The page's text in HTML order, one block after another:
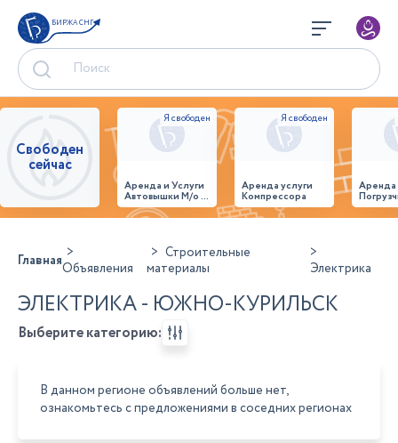
БИРЖА СНГ
Свободен
сейчас
Аренда и Услуги
Автовышки М/о г.
Домодедово
26,28,32 место
Аренда услуги
Компрессора
ГлавнаяОбъявления
Строительные
материалы
Электрика
ЭЛЕКТРИКА - ЮЖНО-КУРИЛЬСК
Выберите категорию:
В данном регионе объявлений больше нет,
ознакомьтесь с предложениями в соседних регионах